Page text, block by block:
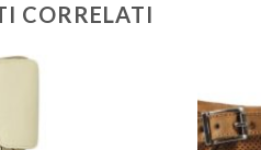
CORRELATI